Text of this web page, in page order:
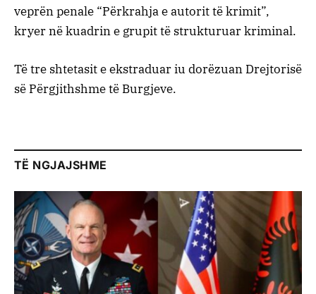
veprën penale “Përkrahja e autorit të krimit”,
kryer në kuadrin e grupit të strukturuar kriminal.
Të tre shtetasit e ekstraduar iu dorëzuan Drejtorisë
së Përgjithshme të Burgjeve.
TË NGJAJSHME